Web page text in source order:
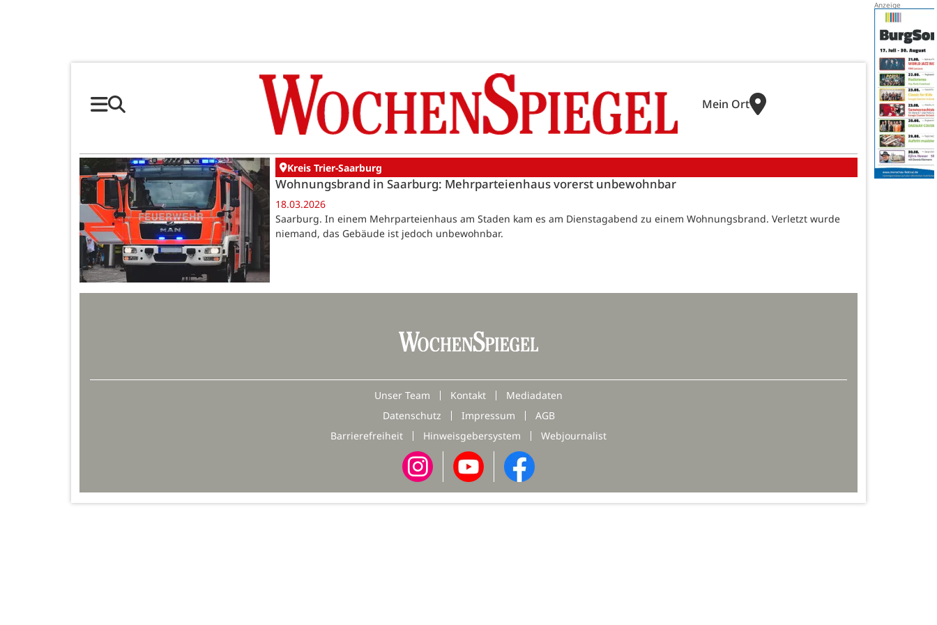
Mein Ort
Kreis Trier-Saarburg
Wohnungsbrand in Saarburg: Mehrparteienhaus vorerst unbewohnbar
18.03.2026
Saarburg. In einem Mehrparteienhaus am Staden kam es am Dienstagabend zu einem Wohnungsbrand. Verletzt wurde
niemand, das Gebäude ist jedoch unbewohnbar.
Unser Team Kontakt
Mediadaten
Datenschutz
Impressum
AGB
Barrierefreiheit
Hinweisgebersystem Webjournalist